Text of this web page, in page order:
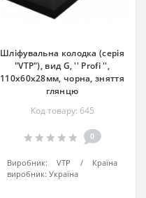
Шліфувальна колодка (серія
"VTP"), вид G, '' Profi '',
110х60х28мм, чорна, зняття
глянцю
Код товару: 645
0
Виробник: VTP
Країна
виробник: Україна